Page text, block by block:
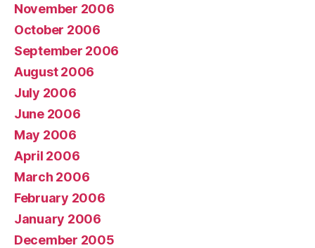
November 2006
October 2006
September 2006
August 2006
July 2006
June 2006
May 2006
April 2006
March 2006
February 2006
January 2006
December 2005